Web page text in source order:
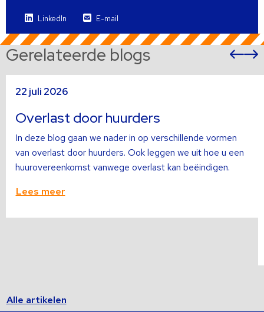
LinkedIn E-mail
Gerelateerde blogs
22 juli 2026
Overlast door huurders
In deze blog gaan we nader in op verschillende vormen
van overlast door huurders. Ook leggen we uit hoe u een
huurovereenkomst vanwege overlast kan beëindigen.
Lees meer
meer
Alle artikelen